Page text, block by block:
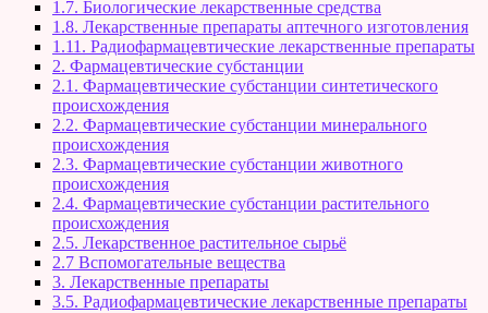
1.7. Биологические лекарственные средства
1.8. Лекарственные препараты аптечного изготовления
1.11. Радиофармацевтические лекарственные препараты
2. Фармацевтические субстанции
2.1. Фармацевтические субстанции синтетического
происхождения
2.2. Фармацевтические субстанции минерального
происхождения
2.3. Фармацевтические субстанции животного
происхождения
2.4. Фармацевтические субстанции растительного
происхождения
2.5. Лекарственное растительное сырьё
2.7 Вспомогательные вещества
3. Лекарственные препараты
3.5. Радиофармацевтические лекарственные препараты